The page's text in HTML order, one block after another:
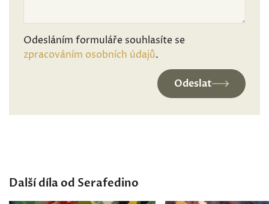
Odesláním formuláře souhlasíte se
zpracováním osobních údajů.
Odeslat
Další díla od Serafedino